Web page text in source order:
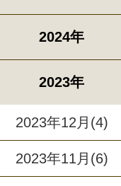
2024年
2023年
2023年12月(4)
2023年11月(6)